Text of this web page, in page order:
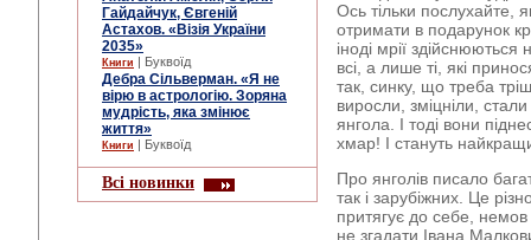
Гайдайчук, Євгеній
Астахов. «Візія України
2035»
Книги | Буквоїд
Дебра Сільверман. «Я не
вірю в астрологію. Зоряна
мудрість, яка змінює
життя»
Книги | Буквоїд
Всі новинки
Ось тільки послухайте,
отримати в подарунок
іноді мрії
всі, а лише ті, які
так, синку, що треба
виросли, зміцніли,
янгола. І тоді вони
хмар! І стануть
Про янголів писало
так і зарубіжних. Це
притягує до себе, немов
не згадати Івана